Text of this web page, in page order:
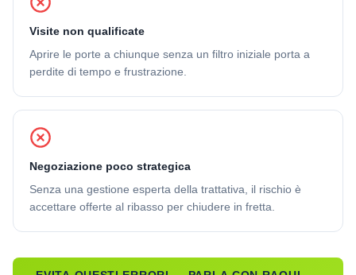
Visite non qualificate
Aprire le porte a chiunque senza un filtro iniziale porta a
perdite di tempo e frustrazione.
Negoziazione poco strategica
Senza una gestione esperta della trattativa, il rischio è
accettare offerte al ribasso per chiudere in fretta.